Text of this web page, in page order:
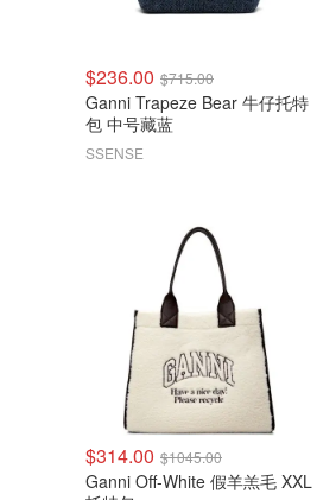
$236.00 $715.00
Ganni Trapeze Bear 牛仔托特
包 中号藏蓝
SSENSE
$314.00 $1045.00
Ganni Off-White 假羊羔毛 XXL